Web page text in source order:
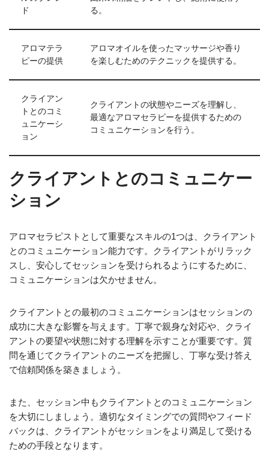
ド
る。
アロマテラ
ピーの提供
アロマオイルを使ったマッサージや香り
を楽しむためのテクニックを提供する。
クライアン
トとのコミ
ュニケーシ
ョン
クライアントの状態やニーズを理解し、
最適なアロマセラピーを提供するための
コミュニケーションを行う。
クライアントとのコミュニケー
ション
アロマセラピストとして重要なスキルの1つは、クライアント
とのコミュニケーション能力です。クライアントがリラック
スし、安心してセッションを受けられるようにするために、
コミュニケーションは欠かせません。
クライアントとの最初のコミュニケーションはセッションの
成功に大きな影響を与えます。丁寧で親身な対応や、クライ
アントの要望や状態に対する理解を示すことが重要です。質
問を通じてクライアントのニーズを把握し、丁寧な受け答え
で信頼関係を築きましょう。
また、セッション中もクライアントとのコミュニケーション
を大切にしましょう。適切なタイミングでの質問やフィード
バックは、クライアントがセッションをより満足して受ける
ための手段となります。